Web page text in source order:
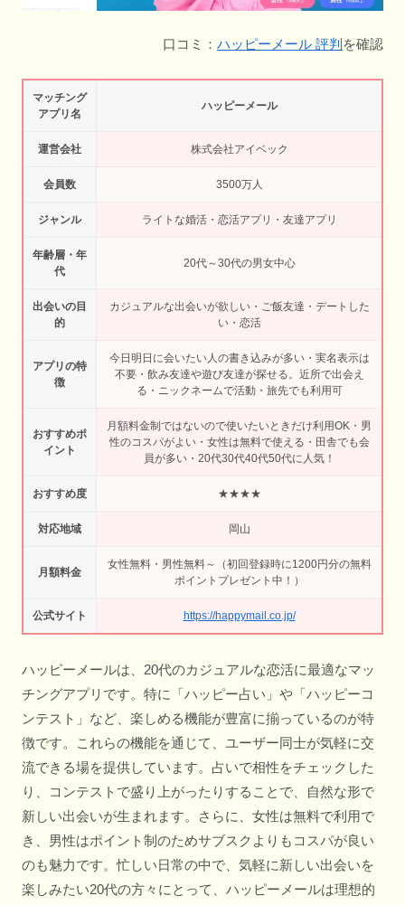
口コミ： ハッピーメール 評判 を確認
マッチング
アプリ名
ハッピーメール
運営会社 株式会社アイベック
会員数 3500万人
ジャンル ライトな婚活・恋活アプリ・友達アプリ
年齢層・年
代
20代～30代の男女中心
出会いの目
的
カジュアルな出会いが欲しい・ご飯友達・デートした
い・恋活
アプリの特
徴
今日明日に会いたい人の書き込みが多い・実名表示は
不要・飲み友達や遊び友達が探せる。近所で出会え
る・ニックネームで活動・旅先でも利用可
おすすめポ
イント
月額料金制ではないので使いたいときだけ利用OK・男
性のコスパがよい・女性は無料で使える・田舎でも会
員が多い・20代30代40代50代に人気！
おすすめ度 ★★★★
対応地域 岡山
月額料金
女性無料・男性無料～（初回登録時に1200円分の無料
ポイントプレゼント中！）
公式サイト https://happymail.co.jp/
ハッピーメールは、20代のカジュアルな恋活に最適なマッ
チングアプリです。特に「ハッピー占い」や「ハッピーコ
ンテスト」など、楽しめる機能が豊富に揃っているのが特
徴です。これらの機能を通じて、ユーザー同士が気軽に交
流できる場を提供しています。占いで相性をチェックした
り、コンテストで盛り上がったりすることで、自然な形で
新しい出会いが生まれます。さらに、女性は無料で利用で
き、男性はポイント制のためサブスクよりもコスパが良い
のも魅力です。忙しい日常の中で、気軽に新しい出会いを
楽しみたい20代の方々にとって、ハッピーメールは理想的